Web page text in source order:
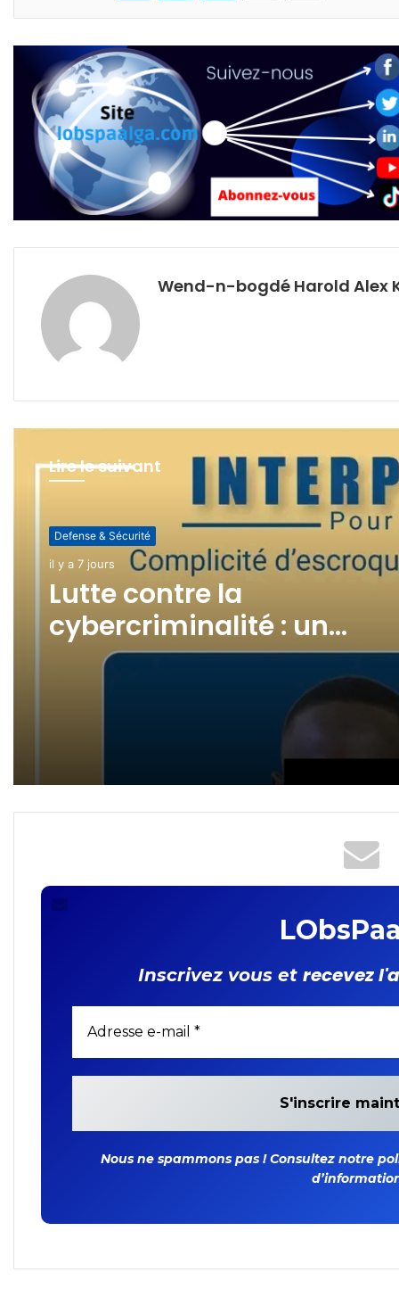
Wend-n-bogdé Harold Alex
Lire le suivant
Defense & Sécurité
il y a 7 jours
cybercriminalité : un
revendeur de cartes SIM
interpellé !
Defense & Sécurité
il y a 2 semaines
(pas de titre)
Inscrivez vous et recevez
Nous ne spammons pas ! Consultez notre